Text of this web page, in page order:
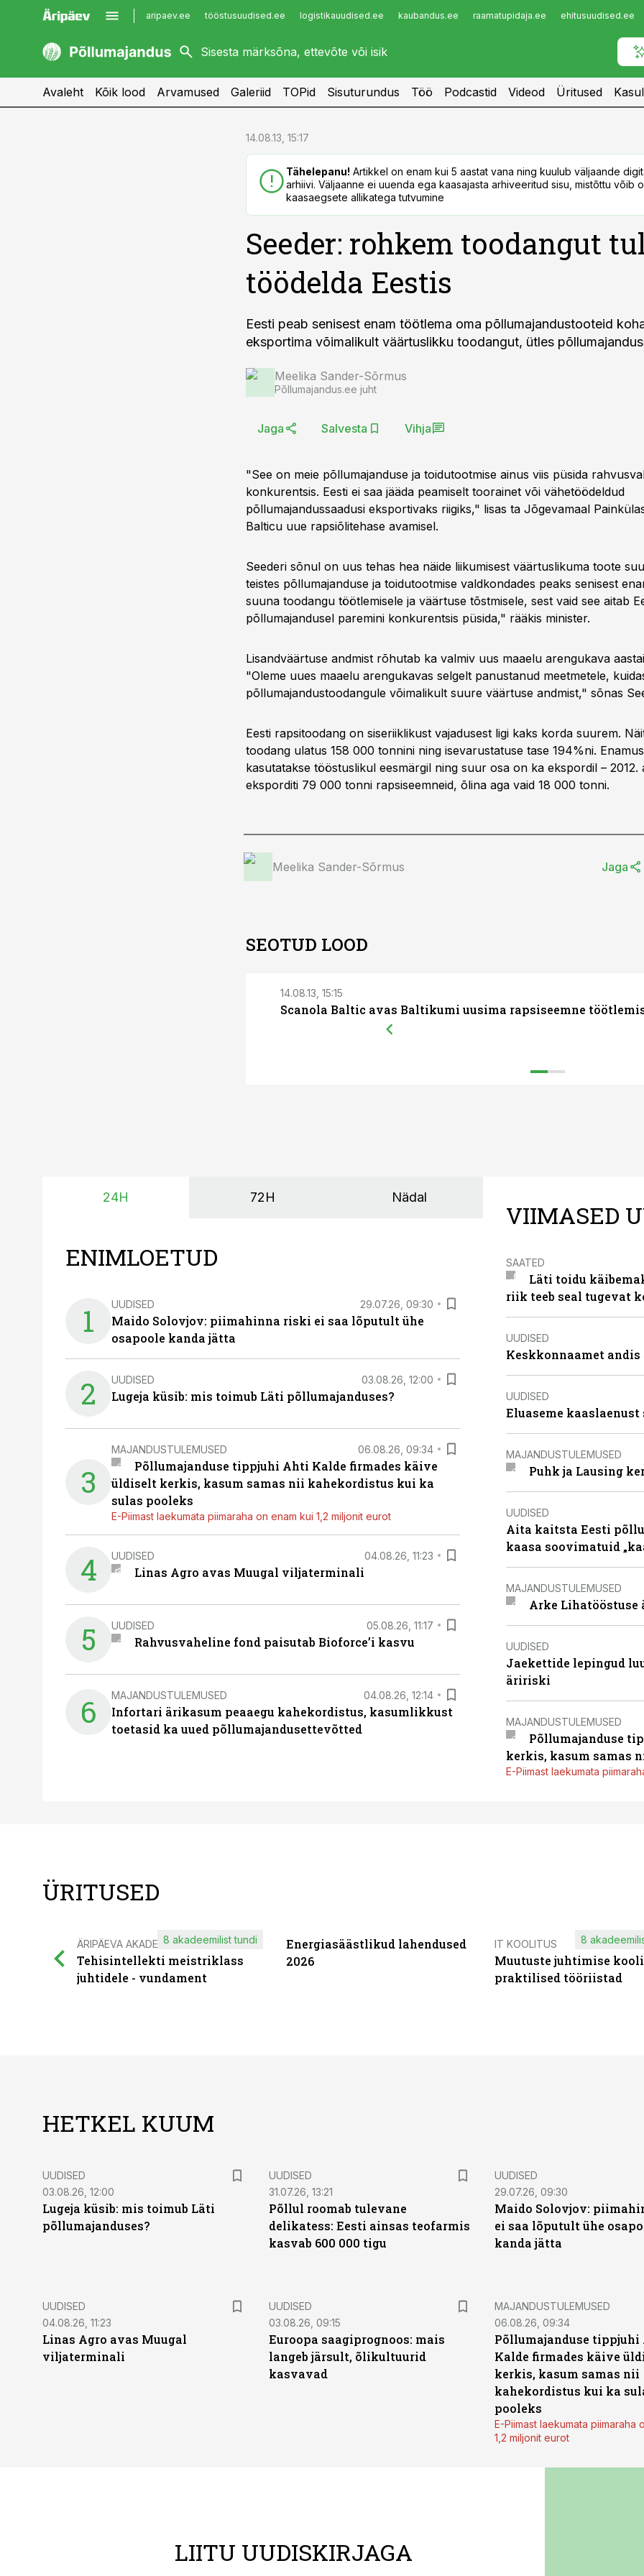
aripaev.ee tööstusuudised.ee logistikauudised.ee kaubandus.ee raamatupidaja.ee ehitusuudised.ee
kaubandus.ee
kinnisvarauudised.ee
imelineajalugu.ee
Infopank
Avaleht Kõik lood Arvamused Galeriid TOPid Sisuturundus Töö Podcastid Videod Üritused
14.08.13, 15:17
Tähelepanu! Artikkel on enam kui 5 aastat vana ning kuulub väljaande
arhiivi. Väljaanne ei uuenda ega kaasajasta arhiveeritud sisu, mistõttu võib
kaasaegsete allikatega tutvumine
Seeder: rohkem toodangut
töödelda Eestis
Eesti peab senisest enam töötlema oma põllumajandustooteid
eksportima võimalikult väärtuslikku toodangut, ütles
Meelika Sander-Sõrmus
Põllumajandus.ee juht
Jaga Salvesta Vihja
"See on meie põllumajanduse ja toidutootmise ainus viis püsida
konkurentsis. Eesti ei saa jääda peamiselt toorainet või vähetöödeldud
põllumajandussaadusi eksportivaks riigiks," lisas ta Jõgevamaal
Balticu uue rapsiõlitehase avamisel.
Seederi sõnul on uus tehas hea näide liikumisest väärtuslikuma toote
teistes põllumajanduse ja toidutootmise valdkondades peaks senisest
suuna toodangu töötlemisele ja väärtuse tõstmisele, sest vaid see aitab
põllumajandusel paremini konkurentsis püsida," rääkis minister.
Lisandväärtuse andmist rõhutab ka valmiv uus maaelu arengukava
"Oleme uues maaelu arengukavas selgelt panustanud meetmetele,
põllumajandustoodangule võimalikult suure väärtuse andmist," sõnas
Eesti rapsitoodang on siseriiklikust vajadusest ligi kaks korda suurem.
toodang ulatus 158 000 tonnini ning isevarustatuse tase 194%ni.
kasutatakse tööstuslikul eesmärgil ning suur osa on ka ekspordil – 2012.
eksporditi 79 000 tonni rapsiseemneid, õlina aga vaid 18 000 tonni.
Meelika Sander-Sõrmus Jaga
SEOTUD LOOD
14.08.13, 15:15
Scanola Baltic avas Baltikumi uusima rapsiseemne
24H 72H Nädal
ENIMLOETUD
1 UUDISED 29.07.26, 09:30
Maido Solovjov: piimahinna riski ei saa lõputult ühe
osapoole kanda jätta
2 UUDISED 03.08.26, 12:00
Lugeja küsib: mis toimub Läti põllumajanduses?
3
MAJANDUSTULEMUSED 06.08.26, 09:34
Põllumajanduse tippjuhi Ahti Kalde firmades käive
üldiselt kerkis, kasum samas nii kahekordistus kui ka
sulas pooleks
E-Piimast laekumata piimaraha on enam kui 1,2 miljonit eurot
4 UUDISED 04.08.26, 11:23
Linas Agro avas Muugal viljaterminali
5 UUDISED 05.08.26, 11:17
Rahvusvaheline fond paisutab Bioforce’i kasvu
6 MAJANDUSTULEMUSED 04.08.26, 12:14
Infortari ärikasum peaaegu kahekordistus, kasumlikkust
toetasid ka uued põllumajandusettevõtted
VIIMASED
SAATED
Läti toidu
riik teeb seal tugevat
UUDISED
Keskkonnaamet
UUDISED
Eluaseme kaaslaenust
MAJANDUSTULEMUSED
Puhk ja Lausing
UUDISED
Aita kaitsta Eesti
kaasa soovimatuid
MAJANDUSTULEMUSED
Arke Lihatööstuse
UUDISED
Jaekettide lepingud
äririski
MAJANDUSTULEMUSED
Põllumajanduse
kerkis, kasum samas
E-Piimast laekumata
ÜRITUSED
ÄRIPÄEVA AKADEEMIA
Tehisintellekti meistriklass
juhtidele - vundament
8 akadeemilist tundi
Energiasäästlikud lahendused
2026
IT KOOLITUS
Muutuste juhtimise
praktilised tööriistad
8
HETKEL KUUM
UUDISED
03.08.26, 12:00
Lugeja küsib: mis toimub Läti
põllumajanduses?
UUDISED
31.07.26, 13:21
Põllul roomab tulevane
delikatess: Eesti ainsas teofarmis
kasvab 600 000 tigu
UUDISED
29.07.26, 09:30
Maido Solovjov:
ei saa lõputult ühe
kanda jätta
UUDISED
04.08.26, 11:23
Linas Agro avas Muugal
viljaterminali
UUDISED
03.08.26, 09:15
Euroopa saagiprognoos: mais
langeb järsult, õlikultuurid
kasvavad
MAJANDUSTULEMUSED
06.08.26, 09:34
Põllumajanduse tippjuhi
Kalde firmades käive
kerkis, kasum samas nii
kahekordistus kui ka
pooleks
E-Piimast laekumata piimaraha
1,2 miljonit eurot
LIITU UUDISKIRJAGA